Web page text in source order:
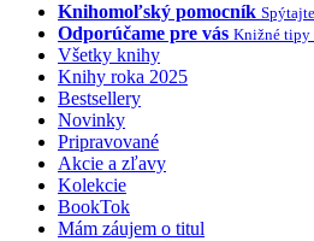
Knihomoľský pomocník
Odporúčame pre vás Knižné tipy
Všetky knihy
Knihy roka 2025
Bestsellery
Novinky
Pripravované
Akcie a zľavy
Kolekcie
BookTok
Mám záujem o titul